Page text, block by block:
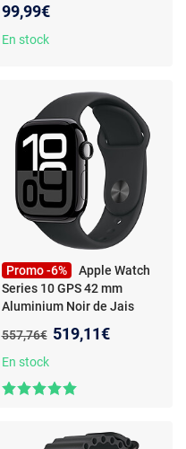
99,99€
En stock
Promo -6%
Apple Watch
Series 10 GPS 42 mm
Aluminium Noir de Jais
Montre connectée -
Aluminium - Étanche IP6X -
Cardiofréquencemètre/ECG/
OLED Retina Always On - Wi-
Ancien prix :
557,76€ Nouveau prix :
519,11€
En stock